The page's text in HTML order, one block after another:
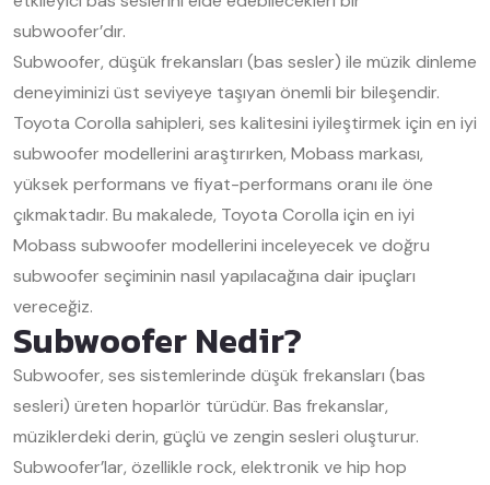
subwoofer’dır.
Subwoofer, düşük frekansları (bas sesler) ile müzik dinleme
deneyiminizi üst seviyeye taşıyan önemli bir bileşendir.
Toyota Corolla sahipleri, ses kalitesini iyileştirmek için en iyi
subwoofer modellerini araştırırken, Mobass markası,
yüksek performans ve fiyat-performans oranı ile öne
çıkmaktadır. Bu makalede, Toyota Corolla için en iyi
Mobass subwoofer modellerini inceleyecek ve doğru
subwoofer seçiminin nasıl yapılacağına dair ipuçları
vereceğiz.
Subwoofer Nedir?
Subwoofer, ses sistemlerinde düşük frekansları (bas
sesleri) üreten hoparlör türüdür. Bas frekanslar,
müziklerdeki derin, güçlü ve zengin sesleri oluşturur.
Subwoofer’lar, özellikle rock, elektronik ve hip hop